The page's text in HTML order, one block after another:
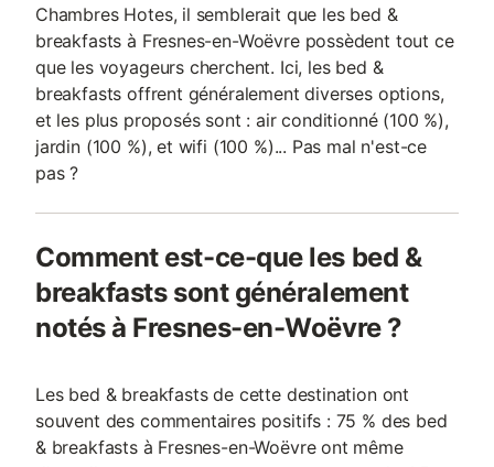
Chambres Hotes, il semblerait que les bed &
breakfasts à Fresnes-en-Woëvre possèdent tout ce
que les voyageurs cherchent. Ici, les bed &
breakfasts offrent généralement diverses options,
et les plus proposés sont : air conditionné (100 %),
jardin (100 %), et wifi (100 %)... Pas mal n'est-ce
pas ?
Comment est-ce-que les bed &
breakfasts sont généralement
notés à Fresnes-en-Woëvre ?
Les bed & breakfasts de cette destination ont
souvent des commentaires positifs : 75 % des bed
& breakfasts à Fresnes-en-Woëvre ont même